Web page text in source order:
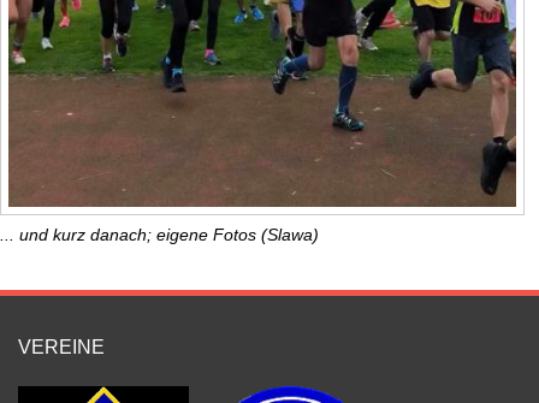
... und kurz danach; eigene Fotos (Slawa)
VEREINE